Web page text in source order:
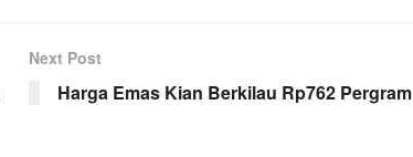
Next Post
Harga Emas Kian Berkilau Rp762 Pergram